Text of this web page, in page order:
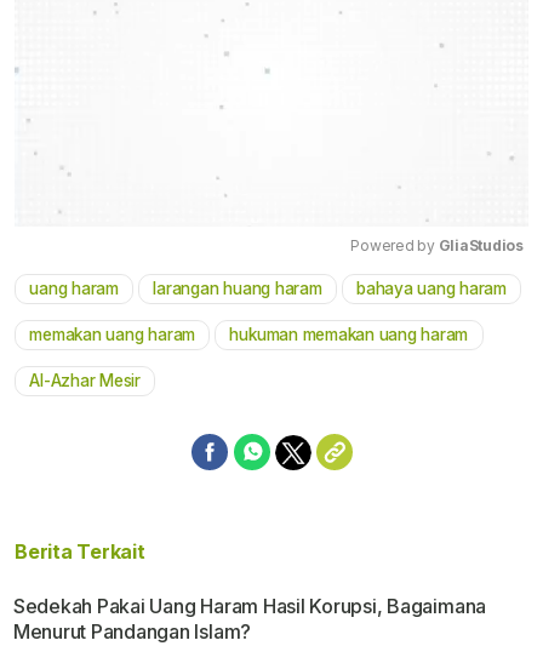
Mute
Powered by GliaStudios
uang haram larangan huang haram bahaya uang haram
memakan uang haram hukuman memakan uang haram
Al-Azhar Mesir
Berita Terkait
Sedekah Pakai Uang Haram Hasil Korupsi, Bagaimana
Menurut Pandangan Islam?